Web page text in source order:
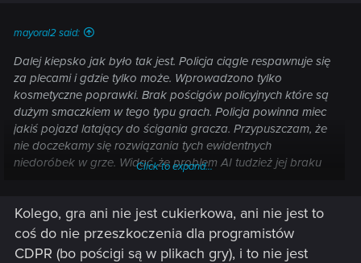
mayoral2 said:
Dalej kiepsko jak było tak jest. Policja ciągle respawnuje się
za plecami i gdzie tylko może. Wprowadzono tylko
kosmetyczne poprawki. Brak pościgów policyjnych które są
dużym smaczkiem w tego typu grach. Policja powinna miec
jakiś pojazd latający do ścigania gracza. Przypuszczam, że
nie doczekamy się rozwiązania tych ewidentnych
niedoróbek w grze. Widać, że problem AI tudzież jej braku
Click to expand...
Kolego, gra ani nie jest cukierkowa, ani nie jest to
coś do nie przeszkoczenia dla programistów
CDPR (bo pościgi są w plikach gry), i to nie jest